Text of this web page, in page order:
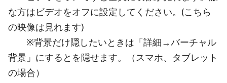
な方はビデオをオフに設定してください。(こちら
の映像は見れます)
※背景だけ隠したいときは「詳細→バーチャル
背景」にするとを隠せます。（スマホ、タブレット
の場合）